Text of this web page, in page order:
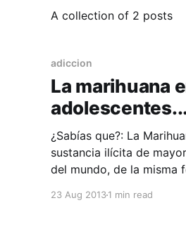
A collection of 2 posts
adiccion
La marihuana
¿Sabías que?: La Marihuana; es la
sustancia ilícita de
del mundo, de la misma
Los niños y los
23 Aug 20131 min read